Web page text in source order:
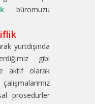
büromuzu
yurtdışında
gibi
aktif olarak
prosedürler